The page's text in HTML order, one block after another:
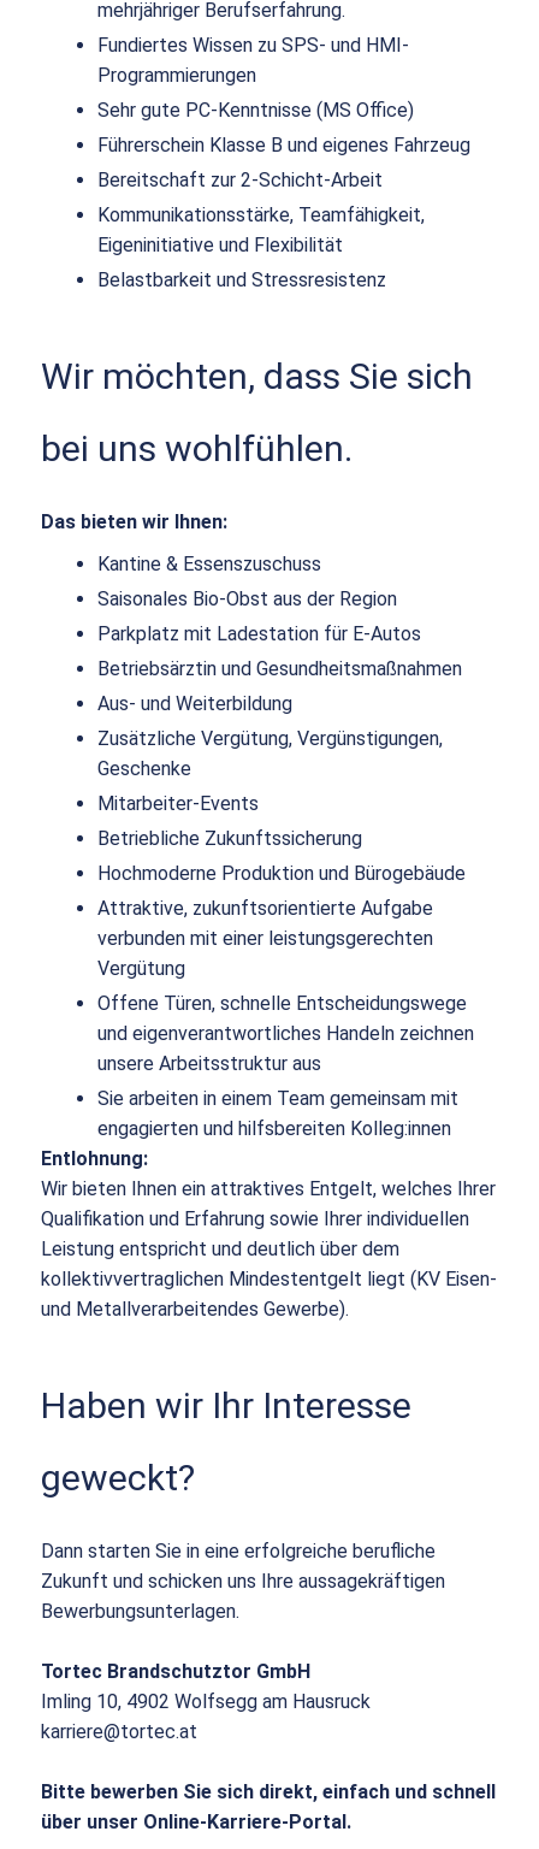
mehrjähriger Berufserfahrung.
Fundiertes Wissen zu SPS- und HMI-
Programmierungen
Sehr gute PC-Kenntnisse (MS Office)
Führerschein Klasse B und eigenes Fahrzeug
Bereitschaft zur 2-Schicht-Arbeit
Kommunikationsstärke, Teamfähigkeit,
Eigeninitiative und Flexibilität
Belastbarkeit und Stressresistenz
Wir möchten, dass Sie sich
bei uns wohlfühlen.
Das bieten wir Ihnen:
Kantine & Essenszuschuss
Saisonales Bio-Obst aus der Region
Parkplatz mit Ladestation für E-Autos
Betriebsärztin und Gesundheitsmaßnahmen
Aus- und Weiterbildung
Zusätzliche Vergütung, Vergünstigungen,
Geschenke
Mitarbeiter-Events
Betriebliche Zukunftssicherung
Hochmoderne Produktion und Bürogebäude
Attraktive, zukunftsorientierte Aufgabe
verbunden mit einer leistungsgerechten
Vergütung
Offene Türen, schnelle Entscheidungswege
und eigenverantwortliches Handeln zeichnen
unsere Arbeitsstruktur aus
Sie arbeiten in einem Team gemeinsam mit
engagierten und hilfsbereiten Kolleg:innen
Entlohnung:
Wir bieten Ihnen ein attraktives Entgelt, welches Ihrer
Qualifikation und Erfahrung sowie Ihrer individuellen
Leistung entspricht und deutlich über dem
kollektivvertraglichen Mindestentgelt liegt (KV Eisen-
und Metallverarbeitendes Gewerbe).
Haben wir Ihr Interesse
geweckt?
Dann starten Sie in eine erfolgreiche berufliche
Zukunft und schicken uns Ihre aussagekräftigen
Bewerbungsunterlagen.
Tortec Brandschutztor GmbH
Imling 10, 4902 Wolfsegg am Hausruck
karriere@tortec.at
Bitte bewerben Sie sich direkt, einfach und schnell
über unser Online-Karriere-Portal.